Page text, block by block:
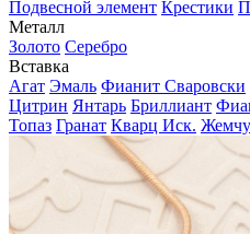
Подвесной элемент Крестики
Металл
Золото Серебро
Вставка
Агат Эмаль Фианит Сваровски
Цитрин Янтарь Бриллиант
Топаз Гранат Кварц Иск.